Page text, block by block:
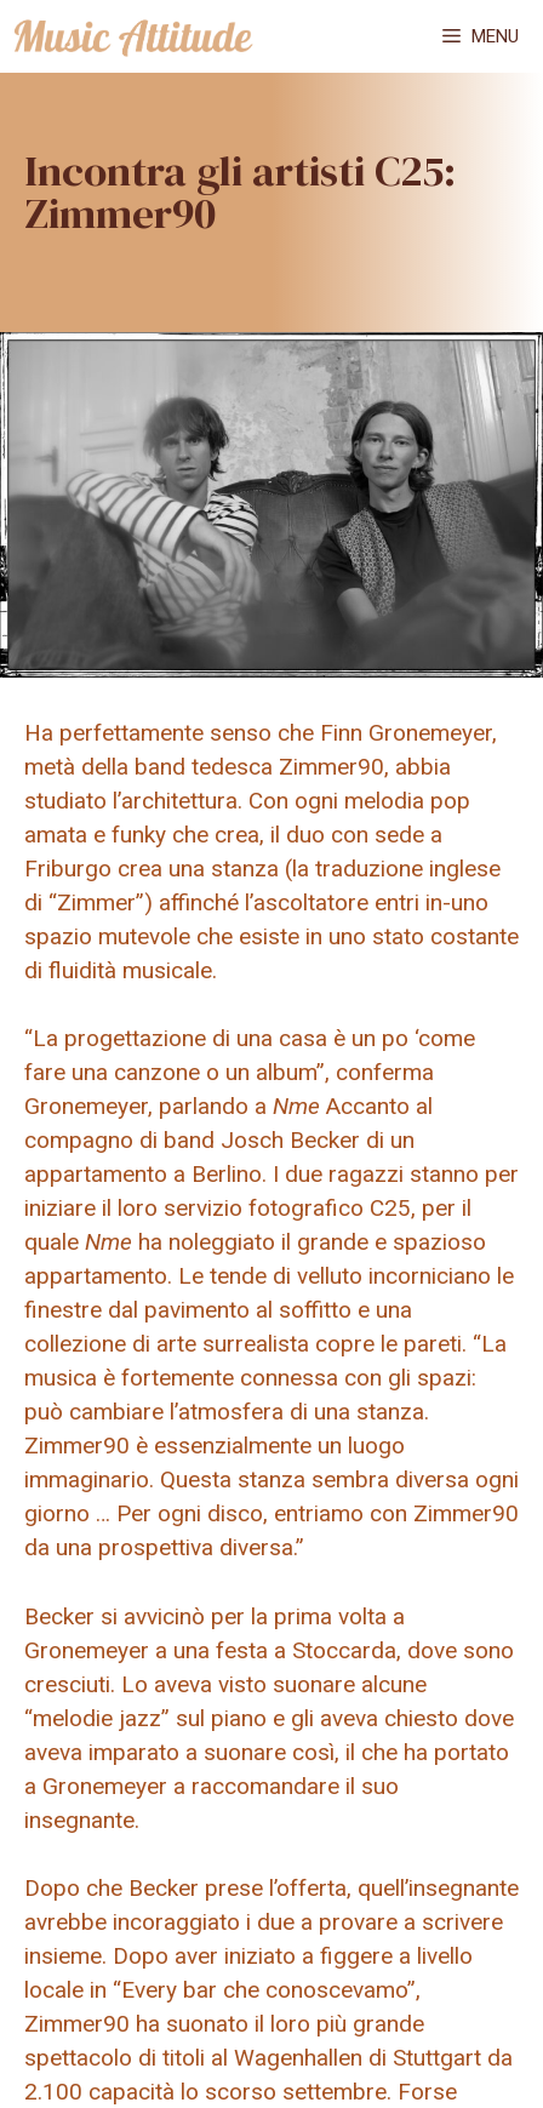
Vai
al
MENU
Incontra gli artisti C25:
Zimmer90
Ha perfettamente senso che Finn Gronemeyer,
metà della band tedesca Zimmer90, abbia
studiato l’architettura. Con ogni melodia pop
amata e funky che crea, il duo con sede a
Friburgo crea una stanza (la traduzione inglese
di “Zimmer”) affinché l’ascoltatore entri in-uno
spazio mutevole che esiste in uno stato costante
di fluidità musicale.
“La progettazione di una casa è un po ‘come
fare una canzone o un album”, conferma
Gronemeyer, parlando a Nme Accanto al
compagno di band Josch Becker di un
appartamento a Berlino. I due ragazzi stanno per
iniziare il loro servizio fotografico C25, per il
quale Nme ha noleggiato il grande e spazioso
appartamento. Le tende di velluto incorniciano le
finestre dal pavimento al soffitto e una
collezione di arte surrealista copre le pareti. “La
musica è fortemente connessa con gli spazi:
può cambiare l’atmosfera di una stanza.
Zimmer90 è essenzialmente un luogo
immaginario. Questa stanza sembra diversa ogni
giorno … Per ogni disco, entriamo con Zimmer90
da una prospettiva diversa.”
Becker si avvicinò per la prima volta a
Gronemeyer a una festa a Stoccarda, dove sono
cresciuti. Lo aveva visto suonare alcune
“melodie jazz” sul piano e gli aveva chiesto dove
aveva imparato a suonare così, il che ha portato
a Gronemeyer a raccomandare il suo
insegnante.
Dopo che Becker prese l’offerta, quell’insegnante
avrebbe incoraggiato i due a provare a scrivere
insieme. Dopo aver iniziato a figgere a livello
locale in “Every bar che conoscevamo”,
Zimmer90 ha suonato il loro più grande
spettacolo di titoli al Wagenhallen di Stuttgart da
2.100 capacità lo scorso settembre. Forse